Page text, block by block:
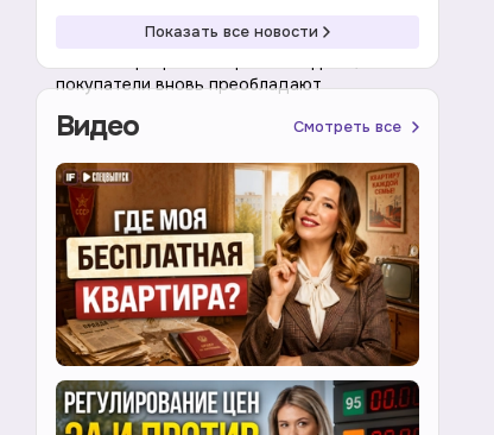
08:41 08.08.2026
покупатели вновь преобладают
Показать все новости
Видео Смотреть все